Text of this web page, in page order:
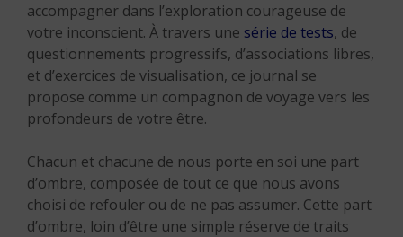
accompagner dans l’exploration courageuse de
votre inconscient. À travers une série de tests, de
questionnements progressifs, d’associations libres,
et d’exercices de visualisation, ce journal se
propose comme un compagnon de voyage vers les
profondeurs de votre être.
Chacun et chacune de nous porte en soi une part
d’ombre, composée de tout ce que nous avons
choisi de refouler ou de ne pas assumer. Cette part
d’ombre, loin d’être une simple réserve de traits